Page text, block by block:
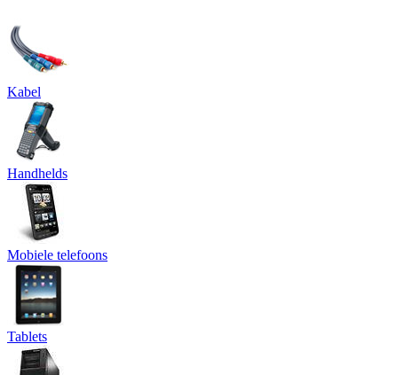
Kabel
Handhelds
Mobiele telefoons
Tablets